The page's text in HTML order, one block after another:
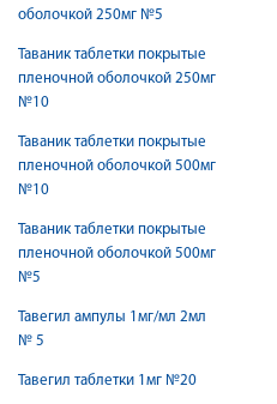
оболочкой 250мг №5
Таваник таблетки покрытые
пленочной оболочкой 250мг
№10
Таваник таблетки покрытые
пленочной оболочкой 500мг
№10
Таваник таблетки покрытые
пленочной оболочкой 500мг
№5
Тавегил ампулы 1мг/мл 2мл
№ 5
Тавегил таблетки 1мг №20